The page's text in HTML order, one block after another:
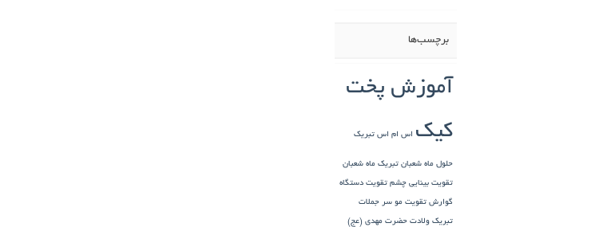
برچسب‌ها
آموزش پخت
کیک اس ام اس تبریک
حلول ماه شعبان تبریک ماه شعبان
تقویت بینایی چشم تقویت دستگاه
گوارش تقویت مو سر جملات
تبریک ولادت حضرت مهدی (عج)